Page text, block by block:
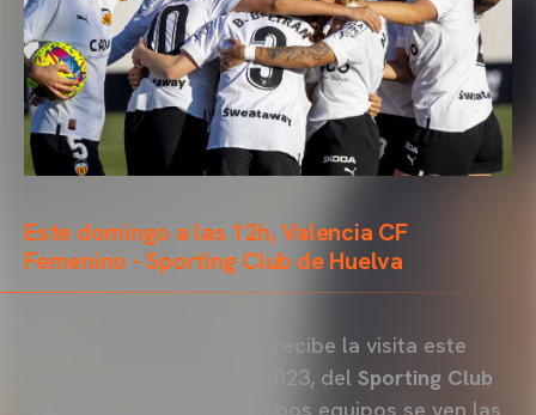
Este domingo a las 12h, Valencia CF
Femenino - Sporting Club de Huelva
recibe la visita este
domingo, 16 de abril de 2023, del Sporting Club
. A las 12:00 ambos equipos se ven las